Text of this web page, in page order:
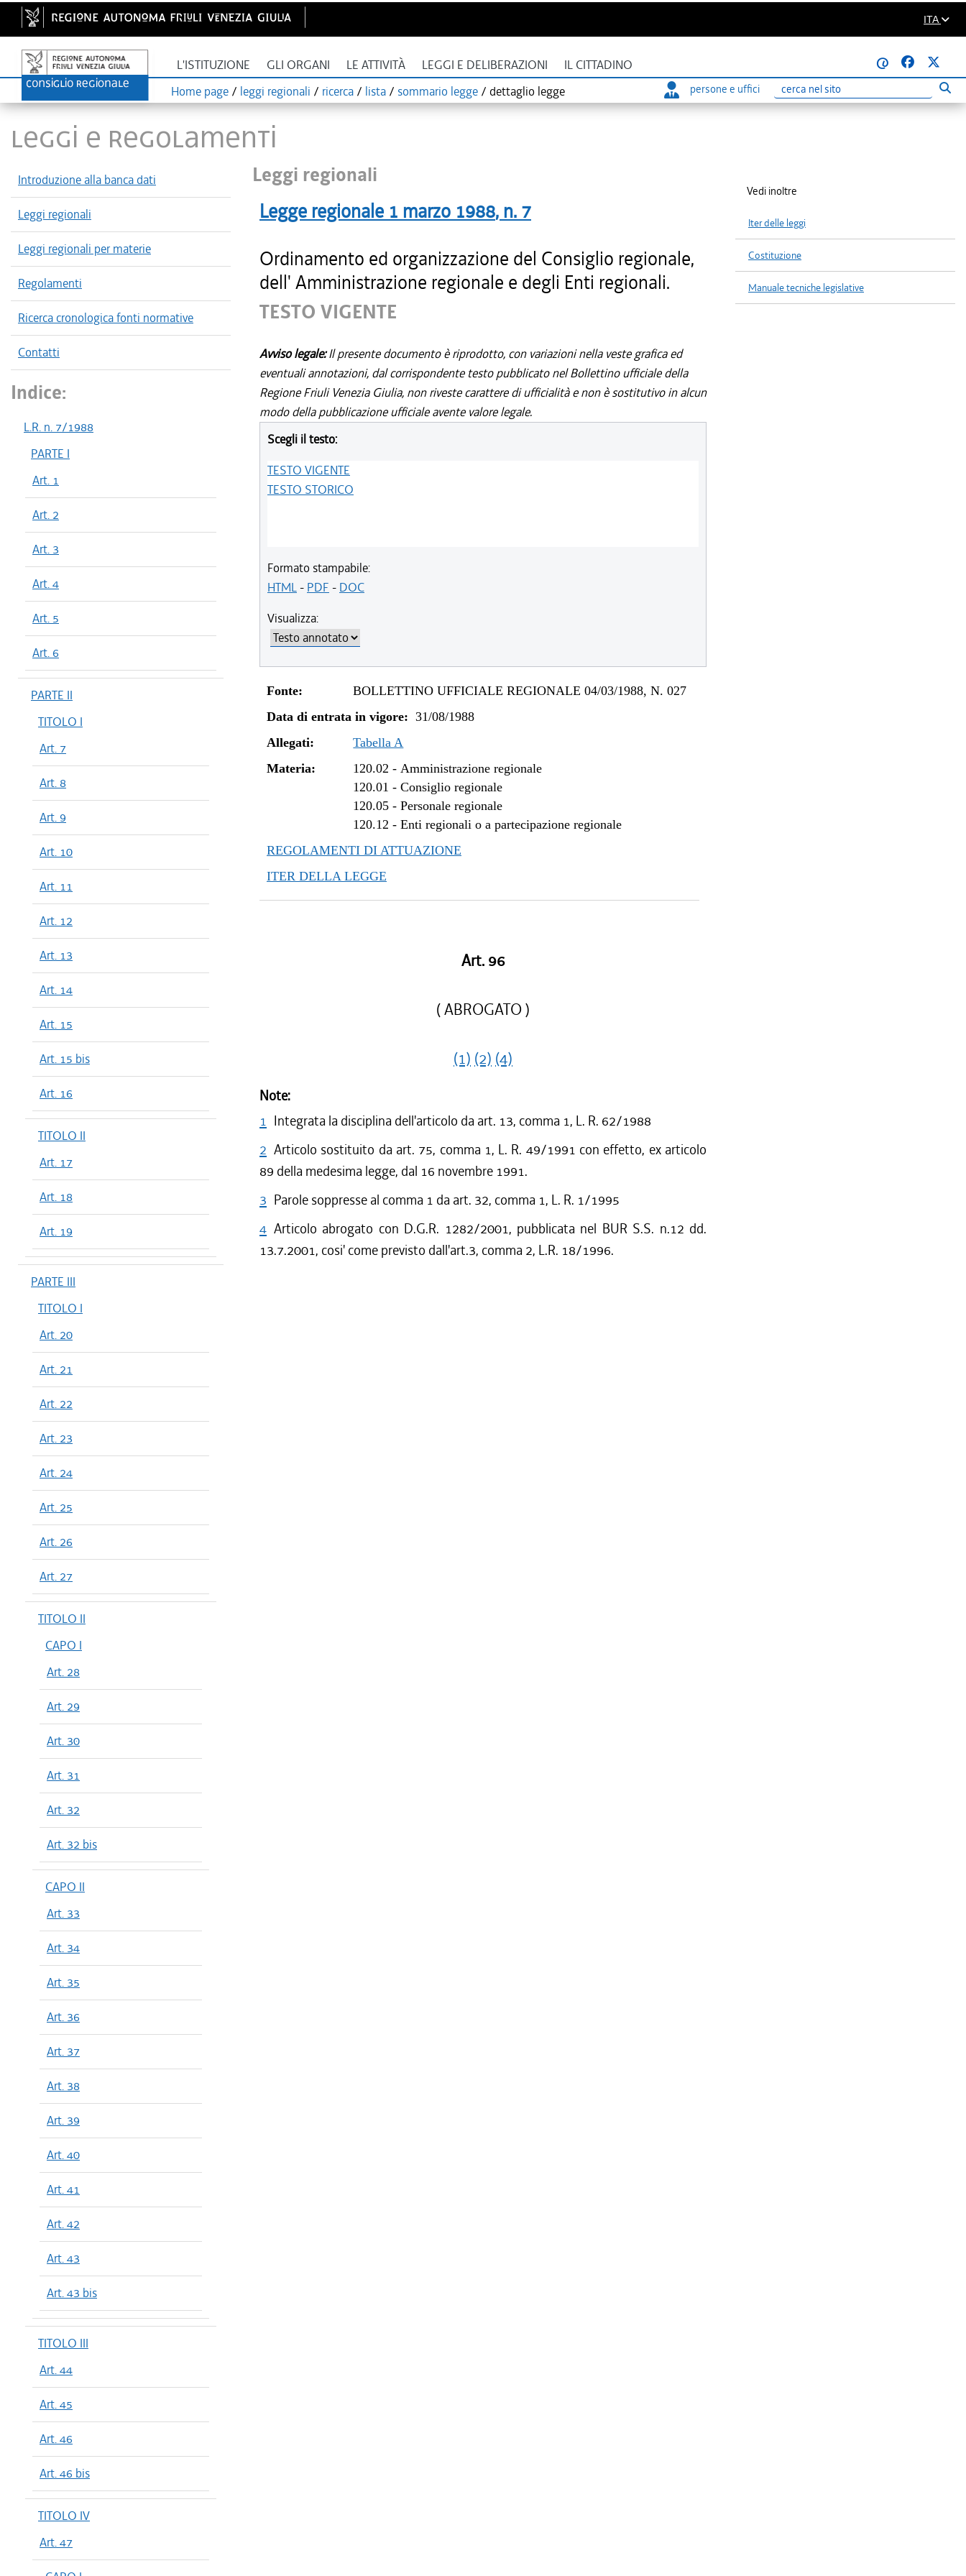
ITA
L'ISTITUZIONE GLI ORGANI LE ATTIVITÀ LEGGI E DELIBERAZIONI IL CITTADINO
@
Home page / leggi regionali / ricerca / lista / sommario legge / dettaglio legge persone e uffici
Ricerca
LEGGI E REGOLAMENTI
Introduzione alla banca dati
Leggi regionali
Leggi regionali per materie
Regolamenti
Ricerca cronologica fonti normative
Contatti
Indice:
L.R. n. 7/1988
PARTE I
Art. 1
Art. 2
Art. 3
Art. 4
Art. 5
Art. 6
PARTE II
TITOLO I
Art. 7
Art. 8
Art. 9
Art. 10
Art. 11
Art. 12
Art. 13
Art. 14
Art. 15
Art. 15 bis
Art. 16
TITOLO II
Art. 17
Art. 18
Art. 19
PARTE III
TITOLO I
Art. 20
Art. 21
Art. 22
Art. 23
Art. 24
Art. 25
Art. 26
Art. 27
TITOLO II
CAPO I
Art. 28
Art. 29
Art. 30
Art. 31
Art. 32
Art. 32 bis
CAPO II
Art. 33
Art. 34
Art. 35
Art. 36
Art. 37
Art. 38
Art. 39
Art. 40
Art. 41
Art. 42
Art. 43
Art. 43 bis
TITOLO III
Art. 44
Art. 45
Art. 46
Art. 46 bis
TITOLO IV
Art. 47
Leggi regionali
Legge regionale 1 marzo 1988, n. 7
Ordinamento ed organizzazione del Consiglio regionale,
dell' Amministrazione regionale e degli Enti regionali.
TESTO VIGENTE
Avviso legale:Il presente documento è riprodotto, con variazioni nella veste grafica ed
eventuali annotazioni, dal corrispondente testo pubblicato nel Bollettino ufficiale della
Regione Friuli Venezia Giulia, non riveste carattere di ufficialità e non è sostitutivo in alcun
modo della pubblicazione ufficiale avente valore legale.
Scegli il testo:
TESTO VIGENTE
TESTO STORICO
Formato stampabile:
HTML- PDF - DOC
Visualizza:
Fonte:
BOLLETTINO UFFICIALE REGIONALE 04/03/1988, N. 027
Data di entrata in vigore: 31/08/1988
Allegati:
Tabella A
Materia:
120.02 -Amministrazione regionale
120.01 -Consiglio regionale
120.05 -Personale regionale
120.12 -Enti regionali o a partecipazione regionale
REGOLAMENTI DI ATTUAZIONE
ITER DELLA LEGGE
Art. 96
( ABROGATO )
(1) (2) (4)
Note:
1 Integrata la disciplina dell'articolo da art. 13, comma 1, L. R. 62/1988
2 Articolo sostituito da art. 75, comma 1, L. R. 49/1991 con effetto, ex articolo
89 della medesima legge, dal 16 novembre 1991.
3 Parole soppresse al comma 1 da art. 32, comma 1, L. R. 1/1995
4 Articolo abrogato con D.G.R. 1282/2001, pubblicata nel BUR S.S. n.12 dd.
13.7.2001, cosi' come previsto dall'art.3, comma 2, L.R. 18/1996.
Vedi inoltre
Iter delle leggi
Costituzione
Manuale tecniche legislative